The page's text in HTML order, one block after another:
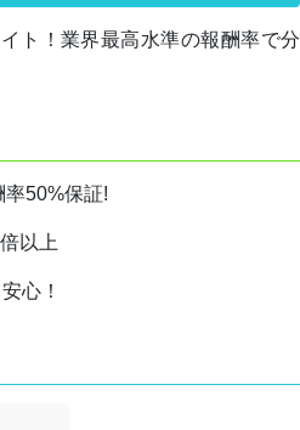
ト！業界最高水準の報酬率で分
率50%保証!
以上
心！